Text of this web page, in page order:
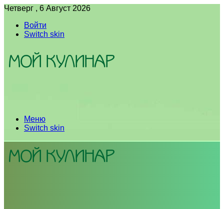
Четверг , 6 Август 2026
Войти
Switch skin
Меню
Switch skin